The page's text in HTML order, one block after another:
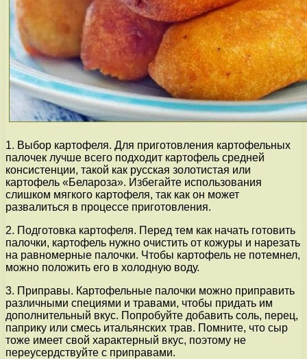
1. Выбор картофеля. Для приготовления картофельных
палочек лучше всего подходит картофель средней
консистенции, такой как русская золотистая или
картофель «Белароза». Избегайте использования
слишком мягкого картофеля, так как он может
развалиться в процессе приготовления.
2. Подготовка картофеля. Перед тем как начать готовить
палочки, картофель нужно очистить от кожуры и нарезать
на равномерные палочки. Чтобы картофель не потемнел,
можно положить его в холодную воду.
3. Приправы. Картофельные палочки можно приправить
различными специями и травами, чтобы придать им
дополнительный вкус. Попробуйте добавить соль, перец,
паприку или смесь итальянских трав. Помните, что сыр
тоже имеет свой характерный вкус, поэтому не
переусердствуйте с приправами.